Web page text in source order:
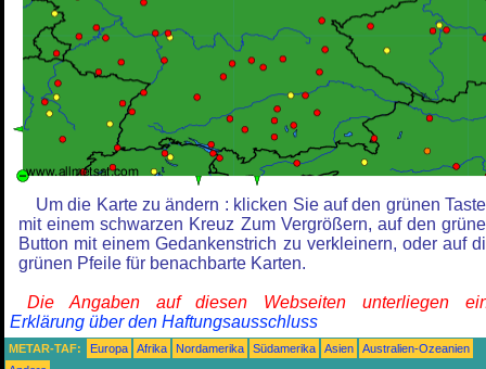
Um die Karte zu ändern : klicken Sie auf den grünen
mit einem schwarzen Kreuz Zum Vergrößern, auf den
Button mit einem Gedankenstrich zu verkleinern, oder auf
grünen Pfeile für benachbarte Karten.
Die Angaben auf diesen Webseiten unterliegen
Erklärung über den Haftungsausschluss
METAR-TAF: Europa Afrika Nordamerika Südamerika Asien
Australien-Ozeanien